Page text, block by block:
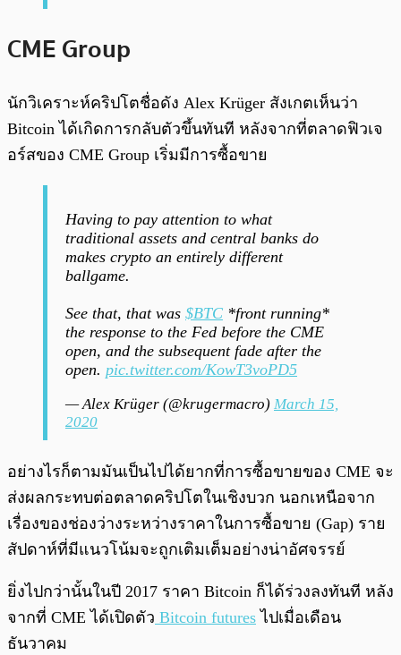
CME Group
นักวิเคราะห์คริปโตชื่อดัง Alex Krüger สังเกตเห็นว่า
Bitcoin ได้เกิดการกลับตัวขึ้นทันที หลังจากที่ตลาดฟิวเจ
อร์สของ CME Group เริ่มมีการซื้อขาย
Having to pay attention to what
traditional assets and central banks do
makes crypto an entirely different
ballgame.
See that, that was $BTC *front running*
the response to the Fed before the CME
open, and the subsequent fade after the
open. pic.twitter.com/KowT3voPD5
— Alex Krüger (@krugermacro) March 15,
2020
อย่างไรก็ตามมันเป็นไปได้ยากที่การซื้อขายของ CME จะ
ส่งผลกระทบต่อตลาดคริปโตในเชิงบวก นอกเหนือจาก
เรื่องของช่องว่างระหว่างราคาในการซื้อขาย (Gap) ราย
สัปดาห์ที่มีแนวโน้มจะถูกเติมเต็มอย่างน่าอัศจรรย์
ยิ่งไปกว่านั้นในปี 2017 ราคา Bitcoin ก็ได้ร่วงลงทันที หลัง
จากที่ CME ได้เปิดตัว Bitcoin futures ไปเมื่อเดือน
ธันวาคม